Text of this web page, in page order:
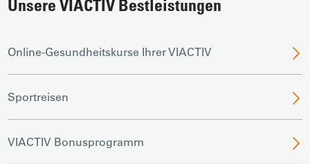
Unsere VIACTIV Bestleistungen
Online-Gesundheitskurse Ihrer VIACTIV
Sportreisen
VIACTIV Bonusprogramm